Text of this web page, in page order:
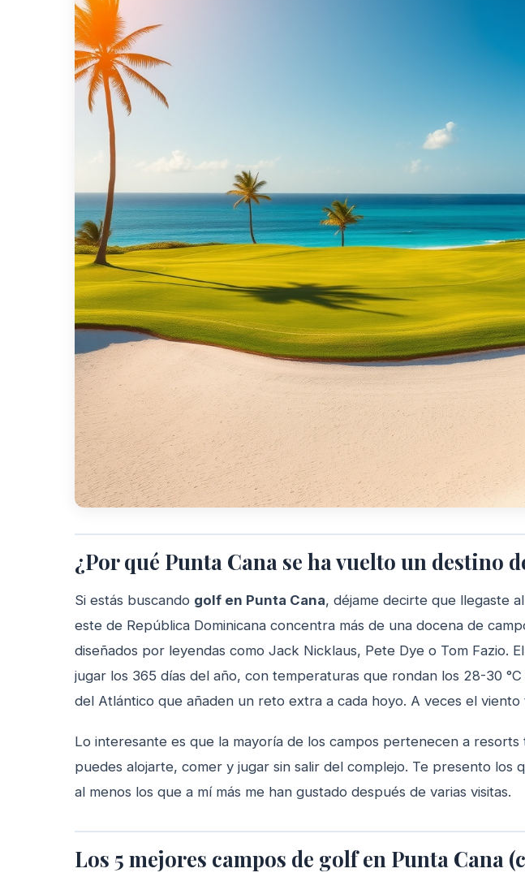
¿Por qué Punta Cana se ha vuelto un destino
Si estás buscando golf en Punta Cana, déjame decirte que llegaste
este de República Dominicana concentra más de una docena de
diseñados por leyendas como Jack Nicklaus, Pete Dye o Tom Fazio.
jugar los 365 días del año, con temperaturas que rondan los 28-30
del Atlántico que añaden un reto extra a cada hoyo. A veces el viento
Lo interesante es que la mayoría de los campos pertenecen a resorts
puedes alojarte, comer y jugar sin salir del complejo. Te presento los
al menos los que a mí más me han gustado después de varias visitas.
Los 5 mejores campos de golf en Punta Cana